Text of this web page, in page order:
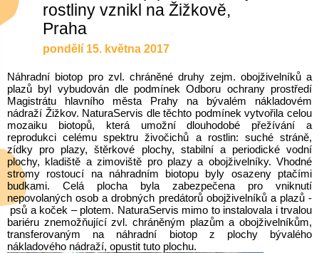
rostliny vznikl na Žižkově,
Praha
pondělí 15. května 2017
Náhradní biotop pro zvl. chráněné druhy zejm. obojživelníků a
plazů byl vybudován dle podmínek Odboru ochrany prostředí
Magistrátu hlavního města Prahy na bývalém nákladovém
nádraží Žižkov. NaturaServis dle těchto podmínek vytvořila celou
mozaiku biotopů, která umožní dlouhodobé přežívání a
reprodukci celému spektru živočichů a rostlin: suché stráně,
zídky pro plazy, štěrkové plochy, stabilní a periodické vodní
plochy, kladiště a zimoviště pro plazy a obojživelníky. Vhodné
stromy rostoucí na náhradním biotopu byly osazeny ptačími
budkami. Celá plocha byla zabezpečena pro vniknutí
nepovolaných osob a drobných predátorů obojživelníků a plazů -
psů a koček – plotem. NaturaServis mimo to instalovala i trvalou
bariéru znemožňující zvl. chráněným plazům a obojživelníkům,
transferovaným na náhradní biotop z plochy bývalého
nákladového nádraží, opustit tuto plochu.